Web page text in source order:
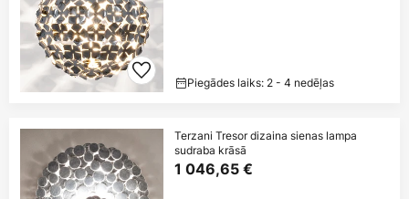
Piegādes laiks: 2 - 4 nedēļas
Terzani Tresor dizaina sienas lampa
sudraba krāsā
1 046,65 €